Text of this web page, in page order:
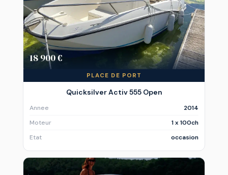
18 900 €
PLACE DE PORT
Quicksilver Activ 555 Open
Annee
2014
Moteur
1 x 100ch
Etat
occasion